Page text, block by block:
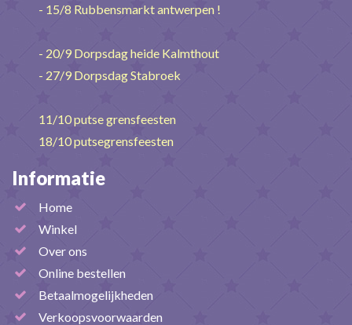
- 15/8 Rubbensmarkt antwerpen !
- 20/9 Dorpsdag heide Kalmthout
- 27/9 Dorpsdag Stabroek
11/10 putse grensfeesten
18/10 putsegrensfeesten
Informatie
Home
Winkel
Over ons
Online bestellen
Betaalmogelijkheden
Verkoopsvoorwaarden